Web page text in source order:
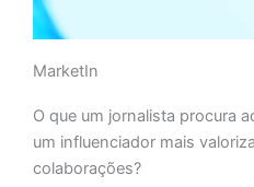
MarketIn
O que um jornalista procura
um influenciador mais
colaborações?